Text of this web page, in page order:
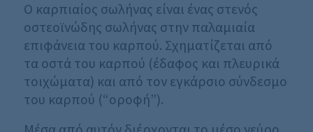
Ο καρπιαίος σωλήνας είναι ένας στενός
οστεοϊνώδης σωλήνας στην παλαμιαία
επιφάνεια του καρπού. Σχηματίζεται από
τα οστά του καρπού (έδαφος και πλευρικά
τοιχώματα) και από τον εγκάρσιο σύνδεσμο
του καρπού (“οροφή”).